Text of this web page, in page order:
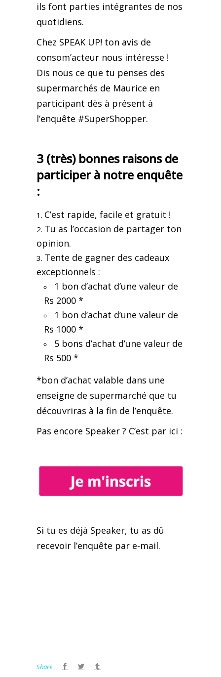
ils font parties intégrantes de nos
quotidiens.
Chez SPEAK UP! ton avis de
consom’acteur nous intéresse !
Dis nous ce que tu penses des
supermarchés de Maurice en
participant dès à présent à
l’enquête #SuperShopper.
3 (très) bonnes raisons de
participer à notre enquête
:
C’est rapide, facile et gratuit !
Tu as l’occasion de partager ton
opinion.
Tente de gagner des cadeaux
exceptionnels :
1 bon d’achat d’une valeur de
Rs 2000 *
1 bon d’achat d’une valeur de
Rs 1000 *
5 bons d’achat d’une valeur de
Rs 500 *
*bon d’achat valable dans une
enseigne de supermarché que tu
découvriras à la fin de l’enquête.
Pas encore Speaker ? C’est par ici :
Si tu es déjà Speaker, tu as dû
recevoir l’enquête par e-mail.
Share